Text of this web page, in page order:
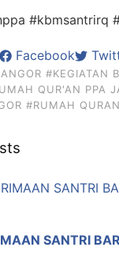
#kbmsantrirq
Facebook
#KEGIATAN
QUR'AN PPA
#RUMAH QURAN
SANTRI